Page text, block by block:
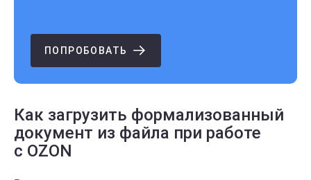
ПОПРОБОВАТЬ
Как загрузить формализованный
документ из файла при работе
с OZON